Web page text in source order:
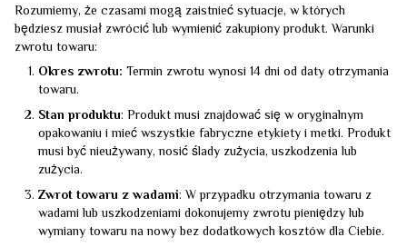
Rozumiemy, że czasami mogą zaistnieć sytuacje, w których
będziesz musiał zwrócić lub wymienić zakupiony produkt. Warunki
zwrotu towaru:
Okres zwrotu: Termin zwrotu wynosi 14 dni od daty otrzymania
towaru.
Stan produktu: Produkt musi znajdować się w oryginalnym
opakowaniu i mieć wszystkie fabryczne etykiety i metki. Produkt
musi być nieużywany, nosić ślady zużycia, uszkodzenia lub
zużycia.
Zwrot towaru z wadami: W przypadku otrzymania towaru z
wadami lub uszkodzeniami dokonujemy zwrotu pieniędzy lub
wymiany towaru na nowy bez dodatkowych kosztów dla Ciebie.